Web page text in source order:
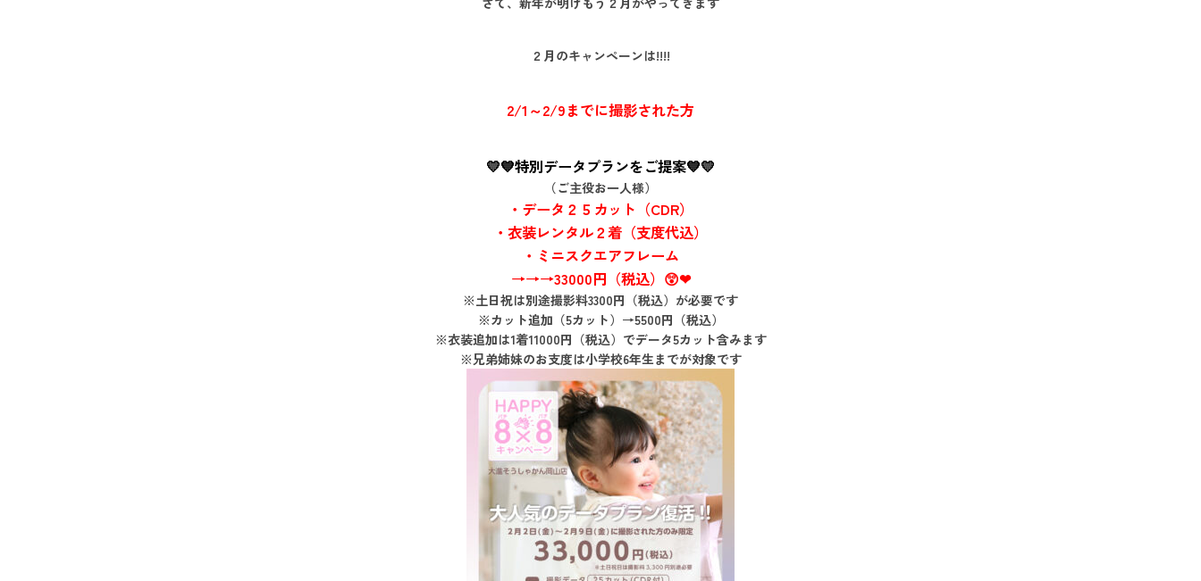
２月のキャンペーンは!!!!
2/1～2/9までに撮影された方
💛💙特別データプランをご提案💙💛
（ご主役お一人様）
・データ２５カット（CDR）
・衣装レンタル２着（支度代込）
・ミニスクエアフレーム
→→→33000円（税込）😲❤
※土日祝は別途撮影料3300円（税込）が必要です
※カット追加（5カット）→5500円（税込）
※衣装追加は1着11000円（税込）でデータ5カット含みます
※兄弟姉妹のお支度は小学校6年生までが対象です